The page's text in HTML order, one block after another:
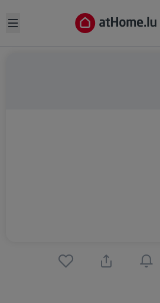
Open sidebar